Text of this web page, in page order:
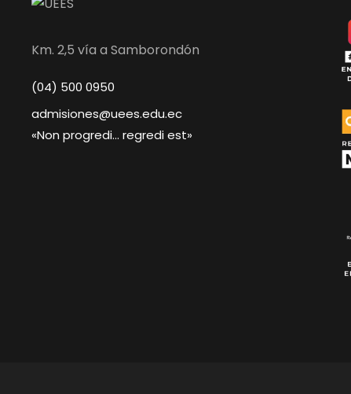
Km. 2,5 vía a Samborondón
(04) 500 0950
admisiones@uees.edu.ec
«Non progredi… regredi est»